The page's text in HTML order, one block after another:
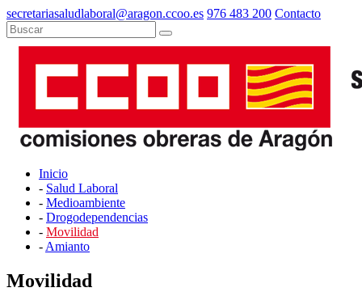
secretariasaludlaboral@aragon.ccoo.es 976 483 200 Contacto
Inicio
- Salud Laboral
- Medioambiente
- Drogodependencias
- Movilidad
- Amianto
Movilidad